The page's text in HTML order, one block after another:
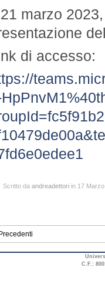
marzo
di accesso:
Scritto da andreadettori in 17
Precedenti
C.F.: